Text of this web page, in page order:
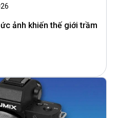
ảnh khiến thế giới trầm